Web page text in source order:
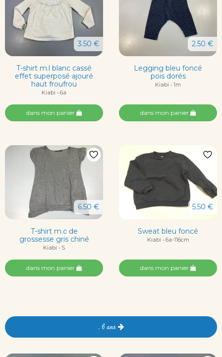
3.50 €
T-shirt m.l blanc cassé
effet superposé ajouré
haut froufrou
Kiabi • 6a
dans mon panier
2.50 €
Legging bleu foncé
pois dorés
Kiabi • 1m
dans mon panier
6.50 €
T-shirt m.c de
grossesse gris chiné
Kiabi • S
dans mon panier
5.50 €
Sweat bleu foncé
Kiabi • 6a-116cm
dans mon panier
. 6 ans